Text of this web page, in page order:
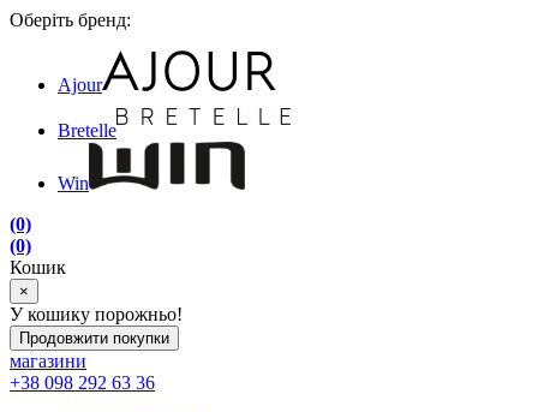
Оберіть бренд:
Ajour
Bretelle
Win
(0)
(0)
Кошик
×
У кошику порожньо!
Продовжити покупки
магазини
+38 098 292 63 36